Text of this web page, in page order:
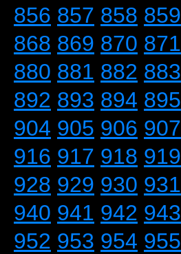
856 857 858 859
868 869 870 871
880 881 882 883
892 893 894 895
904 905 906 907
916 917 918 919
928 929 930 931
940 941 942 943
952 953 954 955